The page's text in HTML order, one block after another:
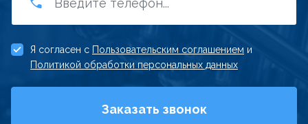
Я согласен с Пользовательским соглашением и
Политикой обработки персональных данных